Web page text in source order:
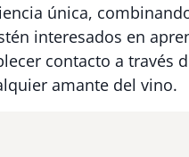
única,
interesados en
contacto a través
amante del vino.